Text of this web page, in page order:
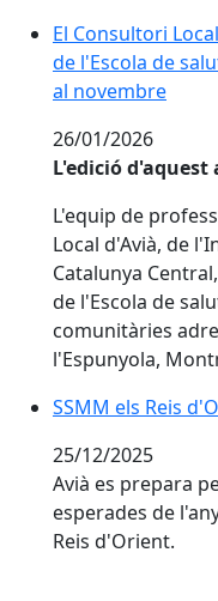
El Consultori
El Consultori
de l'Escola de
al novembre
26/01/2026
L'edició
L'equip de
Local d'Avià, de
Catalunya
de l'Escola de
comunitàries
l'Espunyola,
SSMM els Reis
SSMM els Reis
25/12/2025
Avià es prepara
esperades de
Reis d'Orient.